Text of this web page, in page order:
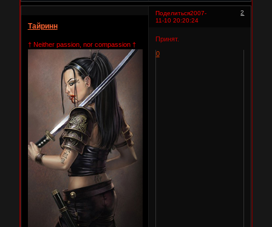
Поделиться 2
2007-
11-10 20:20:24
Тайринн
† Neither passion, nor compassion †
Принят.
0